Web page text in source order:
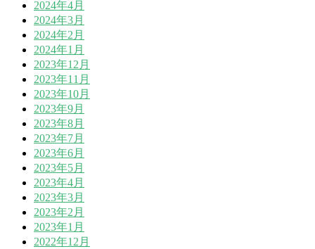
2024年4月
2024年3月
2024年2月
2024年1月
2023年12月
2023年11月
2023年10月
2023年9月
2023年8月
2023年7月
2023年6月
2023年5月
2023年4月
2023年3月
2023年2月
2023年1月
2022年12月